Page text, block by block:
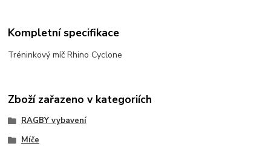
Kompletní specifikace
Tréninkový míč Rhino Cyclone
Zboží zařazeno v kategoriích
RAGBY vybavení
Míče